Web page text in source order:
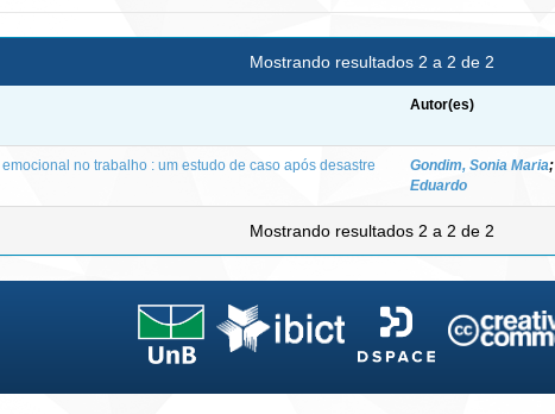
Mostrando resultados 2 a 2 de 2
Autor(es)
no trabalho : um estudo de caso após desastre
Gondim, Sonia Maria;
Eduardo
Mostrando resultados 2 a 2 de 2